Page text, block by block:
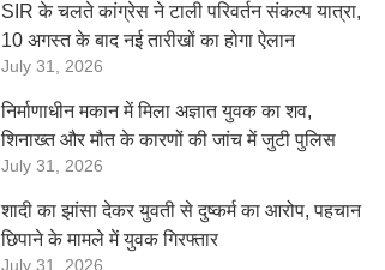
SIR के चलते कांग्रेस ने टाली परिवर्तन संकल्प यात्रा,
10 अगस्त के बाद नई तारीखों का होगा ऐलान
July 31, 2026
निर्माणाधीन मकान में मिला अज्ञात युवक का शव,
शिनाख्त और मौत के कारणों की जांच में जुटी पुलिस
July 31, 2026
शादी का झांसा देकर युवती से दुष्कर्म का आरोप, पहचान
छिपाने के मामले में युवक गिरफ्तार
July 31, 2026